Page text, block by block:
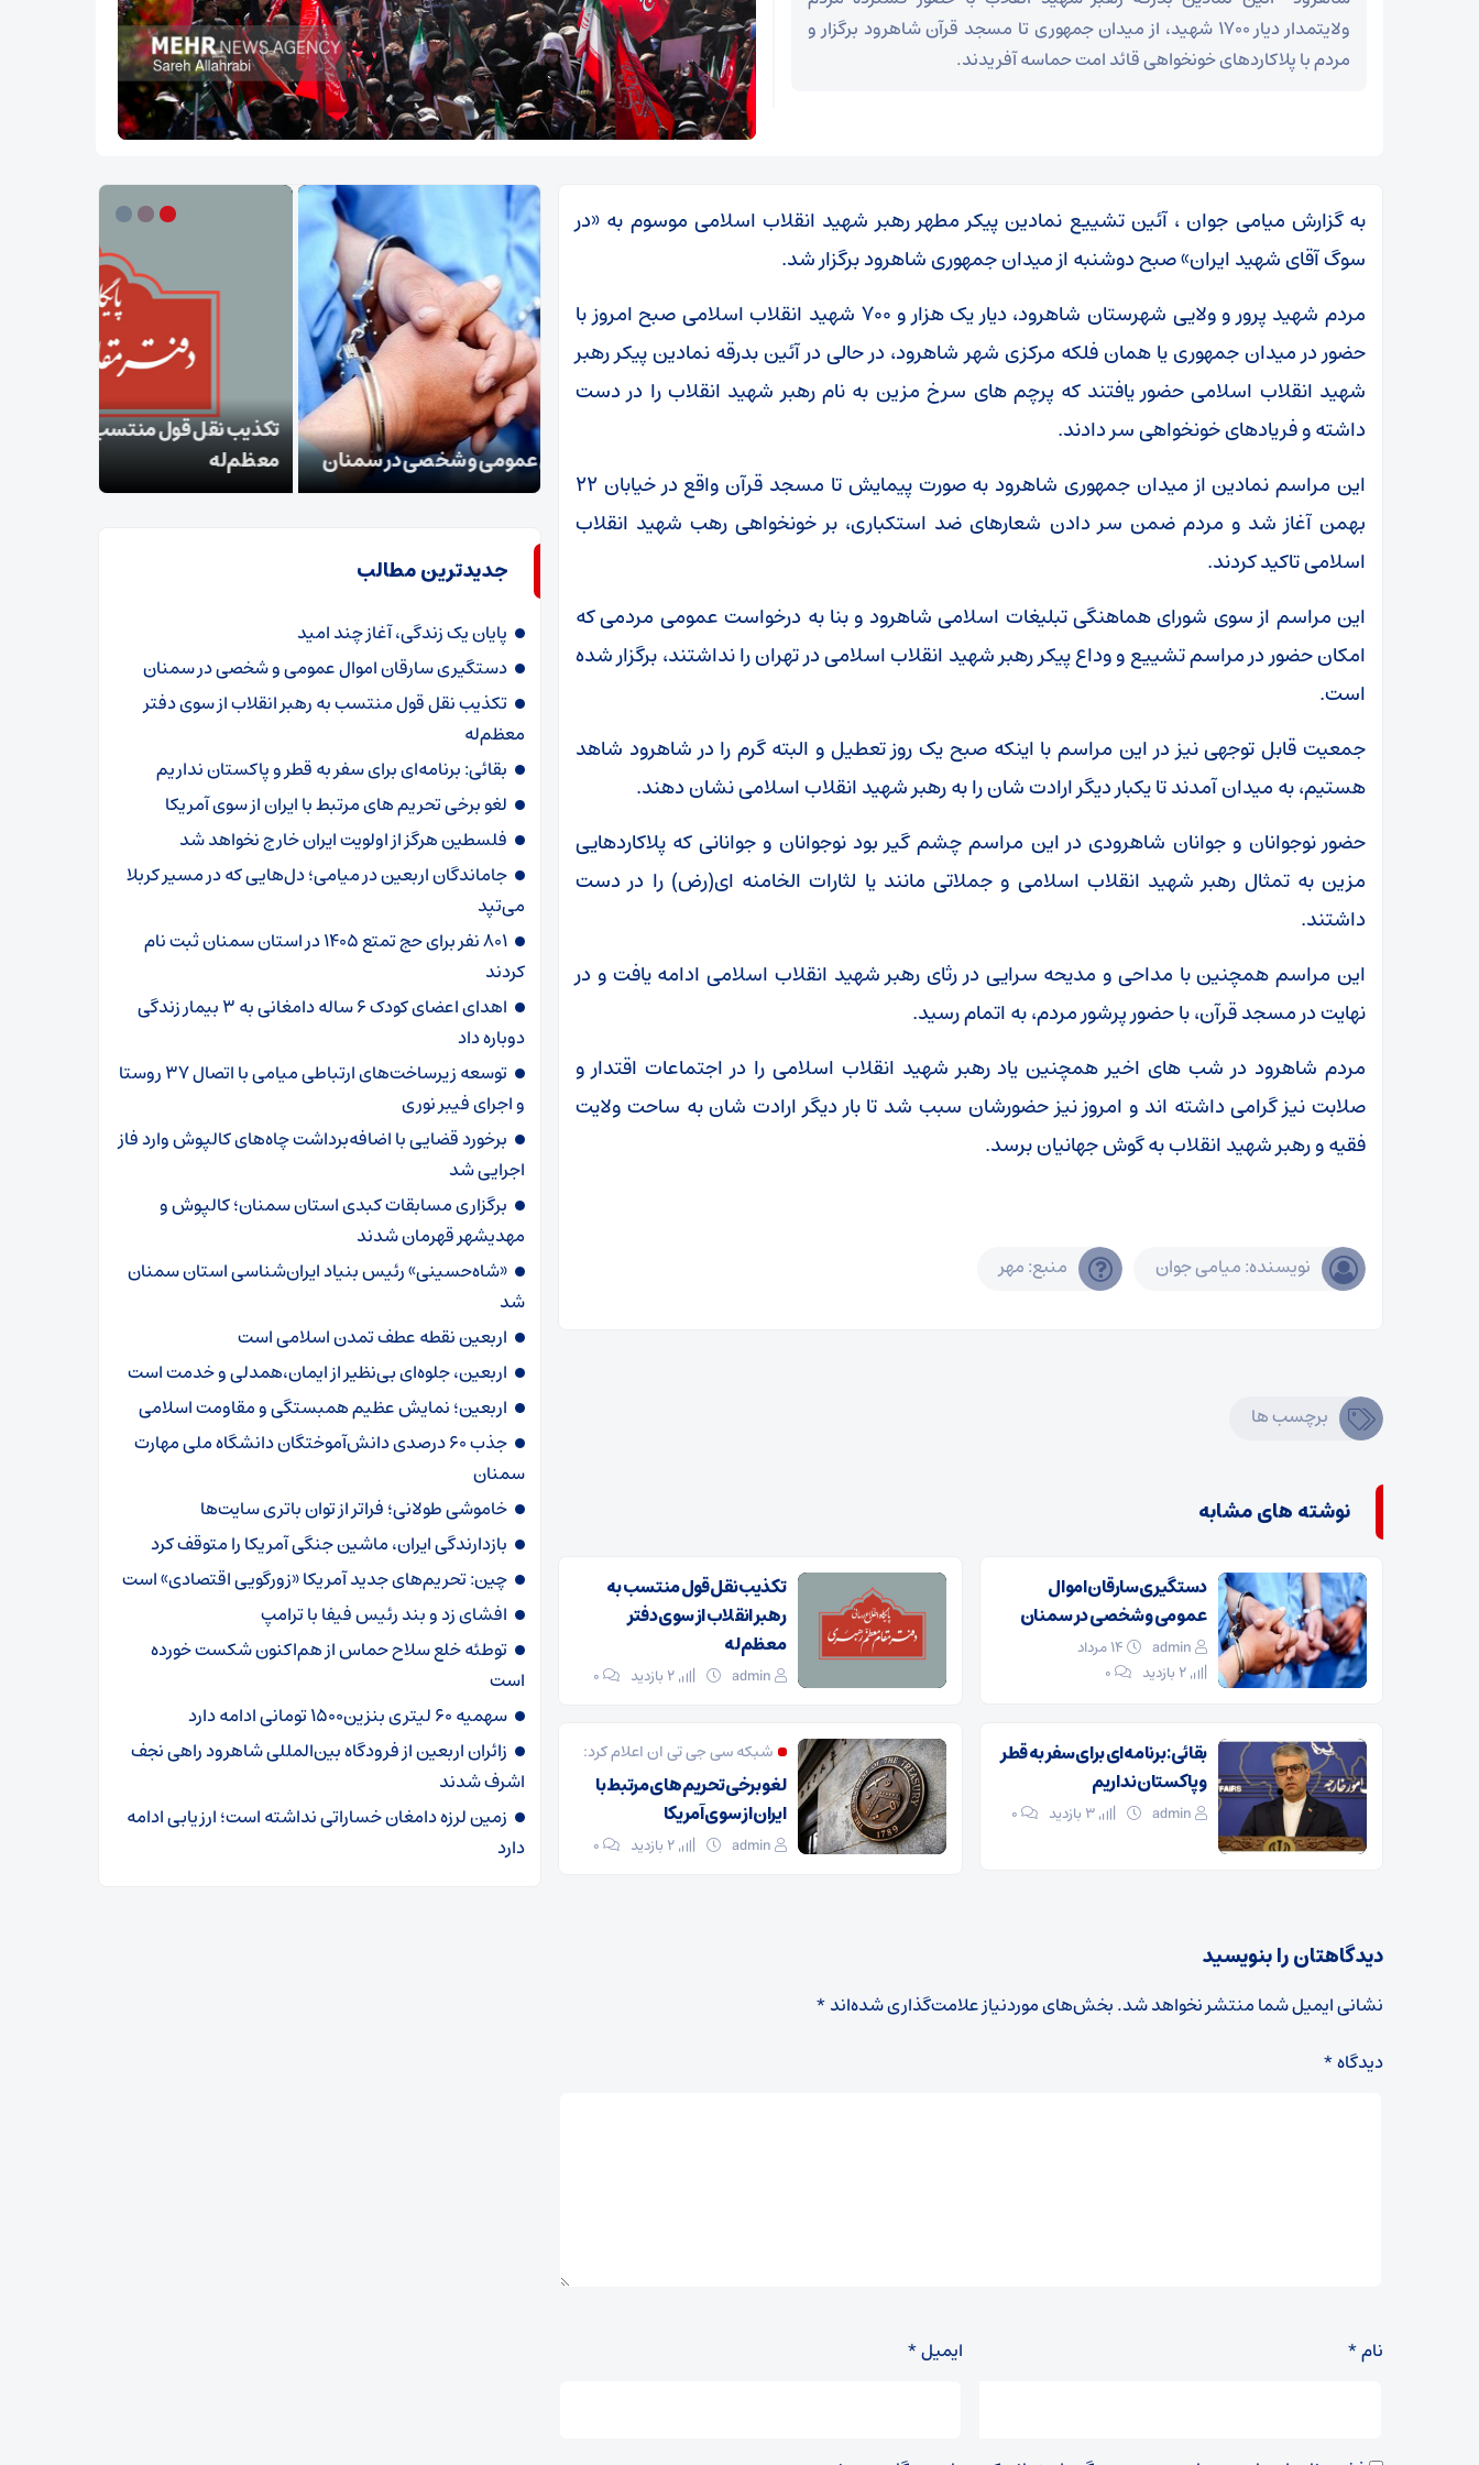
ولایتمدار دیار ۱۷۰۰ شهید، از میدان جمهوری تا مسجد قرآن شاهرود برگزار و
مردم با پلاکاردهای خونخواهی قائد امت حماسه آفریدند.
به گزارش میامی جوان ، آئین تشییع نمادین پیکر مطهر رهبر شهید انقلاب اسلامی موسوم به «در
سوگ آقای شهید ایران» صبح دوشنبه از میدان جمهوری شاهرود برگزار شد.
مردم شهید پرور و ولایی شهرستان شاهرود، دیار یک هزار و ۷۰۰ شهید انقلاب اسلامی صبح امروز با
حضور در میدان جمهوری یا همان فلکه مرکزی شهر شاهرود، در حالی در آئین بدرقه نمادین پیکر رهبر
شهید انقلاب اسلامی حضور یافتند که پرچم های سرخ مزین به نام رهبر شهید انقلاب را در دست
داشته و فریادهای خونخواهی سر دادند.
این مراسم نمادین از میدان جمهوری شاهرود به صورت پیمایش تا مسجد قرآن واقع در خیابان ۲۲
بهمن آغاز شد و مردم ضمن سر دادن شعارهای ضد استکباری، بر خونخواهی رهب شهید انقلاب
اسلامی تاکید کردند.
این مراسم از سوی شورای هماهنگی تبلیغات اسلامی شاهرود و بنا به درخواست عمومی مردمی که
امکان حضور در مراسم تشییع و وداع پیکر رهبر شهید انقلاب اسلامی در تهران را نداشتند، برگزار شده
است.
جمعیت قابل توجهی نیز در این مراسم با اینکه صبح یک روز تعطیل و البته گرم را در شاهرود شاهد
هستیم، به میدان آمدند تا یکبار دیگر ارادت شان را به رهبر شهید انقلاب اسلامی نشان دهند.
حضور نوجوانان و جوانان شاهرودی در این مراسم چشم گیر بود نوجوانان و جوانانی که پلاکاردهایی
مزین به تمثال رهبر شهید انقلاب اسلامی و جملاتی مانند یا لثارات الخامنه ای(رض) را در دست
داشتند.
این مراسم همچنین با مداحی و مدیحه سرایی در رثای رهبر شهید انقلاب اسلامی ادامه یافت و در
نهایت در مسجد قرآن، با حضور پرشور مردم، به اتمام رسید.
مردم شاهرود در شب های اخیر همچنین یاد رهبر شهید انقلاب اسلامی را در اجتماعات اقتدار و
صلابت نیز گرامی داشته اند و امروز نیز حضورشان سبب شد تا بار دیگر ارادت شان به ساحت ولایت
فقیه و رهبر شهید انقلاب به گوش جهانیان برسد.
نویسنده: میامی جوان منبع: مهر
برچسب ها
نوشته های مشابه
دستگیری سارقان اموال
عمومی و شخصی در سمنان
admin
۰
تکذیب نقل قول منتسب به
رهبر انقلاب از سوی دفتر
معظم‌له
admin 2 بازدید ۰
بقائی: برنامه‌ای برای سفر به قطر
و پاکستان نداریم
admin ۰
شبکه سی جی تی ان اعلام کرد:
لغو برخی تحریم های مرتبط با
ایران از سوی آمریکا
admin 2 بازدید ۰
دیدگاهتان را بنویسید
نشانی ایمیل شما منتشر نخواهد شد.بخش‌های موردنیاز علامت‌گذاری شده‌اند*
دیدگاه*
نام* ایمیل*
تکذیب نقل قول منتسب به رهبر انقلاب از سوی دفتر
معظم‌له
جدیدترین مطالب
پایان یک زندگی، آغاز چند امید
دستگیری سارقان اموال عمومی و شخصی در سمنان
تکذیب نقل قول منتسب به رهبر انقلاب از سوی دفتر
معظم‌له
بقائی: برنامه‌ای برای سفر به قطر و پاکستان نداریم
لغو برخی تحریم های مرتبط با ایران از سوی آمریکا
فلسطین هرگز از اولویت ایران خارج نخواهد شد
جاماندگان اربعین در میامی؛ دل‌هایی که در مسیر کربلا
می‌تپد
۸۰۱ نفر برای حج تمتع ۱۴۰۵ در استان سمنان ثبت نام
کردند
اهدای اعضای کودک ۶ ساله دامغانی به ۳ بیمار زندگی
دوباره داد
توسعه زیرساخت‌های ارتباطی میامی با اتصال ۳۷ روستا
و اجرای فیبر نوری
برخورد قضایی با اضافه‌برداشت چاه‌های کالپوش وارد فاز
اجرایی شد
برگزاری مسابقات کبدی استان سمنان؛ کالپوش و
مهدیشهر قهرمان شدند
«شاه‌حسینی» رئیس بنیاد ایران‌شناسی استان سمنان
شد
اربعین نقطه عطف تمدن اسلامی است
اربعین، جلوه‌ای بی‌نظیر از ایمان،همدلی و خدمت است
اربعین؛ نمایش عظیم همبستگی و مقاومت اسلامی
جذب ۶۰ درصدی دانش‌آموختگان دانشگاه ملی مهارت
سمنان
خاموشی طولانی؛ فراتر از توان باتری سایت‌ها
بازدارندگی ایران، ماشین جنگی آمریکا را متوقف کرد
چین: تحریم‌های جدید آمریکا «زورگویی اقتصادی» است
افشای زد و بند رئیس فیفا با ترامپ
توطئه خلع سلاح حماس از هم‌اکنون شکست خورده
است
سهمیه ۶۰ لیتری بنزین۱۵۰۰ تومانی ادامه دارد
زائران اربعین از فرودگاه بین‌المللی شاهرود راهی نجف
اشرف شدند
زمین لرزه دامغان خساراتی نداشته است؛ ارزیابی ادامه
دارد